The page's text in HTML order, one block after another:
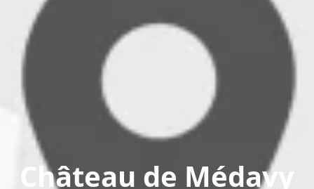
Château de Médavy